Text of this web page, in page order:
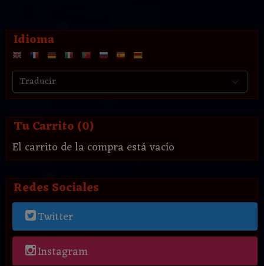
Idioma
Tu Carrito (0)
El carrito de la compra está vacío
Redes Sociales
Twitter
Instagram